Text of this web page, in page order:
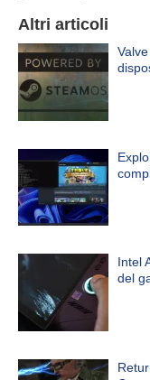
Altri articoli
Intel
del